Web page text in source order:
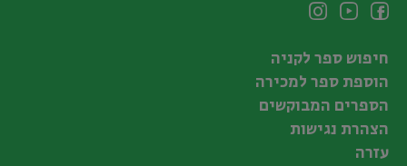
חיפוש ספר לקניה
הוספת ספר למכירה
הספרים המבוקשים
הצהרת נגישות
עזרה